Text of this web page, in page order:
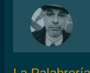
presente